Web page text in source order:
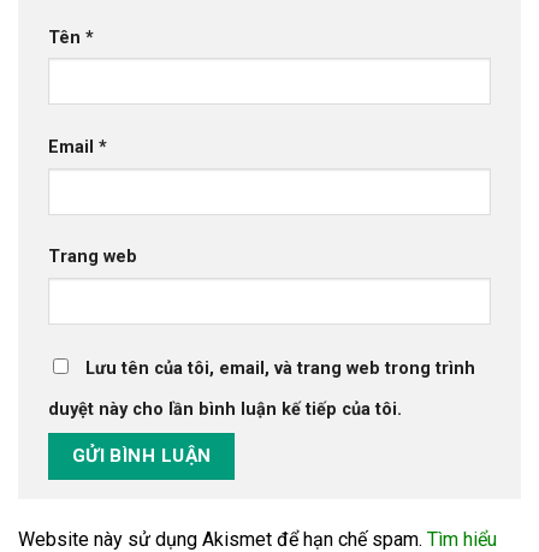
Tên *
Email *
Trang web
Lưu tên của tôi, email, và trang web trong trình
duyệt này cho lần bình luận kế tiếp của tôi.
Website này sử dụng Akismet để hạn chế spam. Tìm hiểu